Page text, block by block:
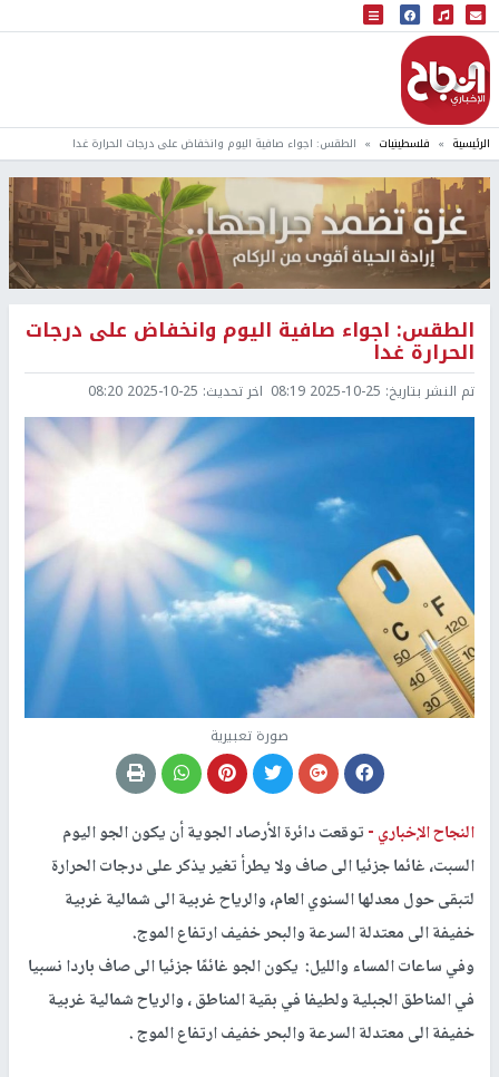
البث المباشر
إذاعة النجاح
الرئيسية فلسطينيات الطقس: اجواء صافية اليوم وانخفاض على درجات الحرارة غدا
الطقس: اجواء صافية اليوم وانخفاض على درجات
الحرارة غدا
تم النشر بتاريخ: 2025-10-25 08:19 اخر تحديث: 2025-10-25 08:20
صورة تعبيرية
النجاح الإخباري -توقعت دائرة الأرصاد الجوية أن يكون الجو اليوم
السبت، غائما جزئيا الى صاف ولا يطرأ تغير يذكر على درجات الحرارة
لتبقى حول معدلها السنوي العام، والرياح غربية الى شمالية غربية
خفيفة الى معتدلة السرعة والبحر خفيف ارتفاع الموج.
وفي ساعات المساء والليل: يكون الجو غائمًا جزئيا الى صاف باردا نسبيا
في المناطق الجبلية ولطيفا في بقية المناطق ، والرياح شمالية غربية
خفيفة الى معتدلة السرعة والبحر خفيف ارتفاع الموج .